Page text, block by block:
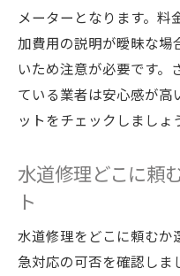
メーターとなります。料
加費用の説明が曖昧な場
いため注意が必要です。
ている業者は安心感が高
ットをチェックしましょ
水道修理どこに頼
ト
水道修理をどこに頼むか
急対応の可否を確認しま